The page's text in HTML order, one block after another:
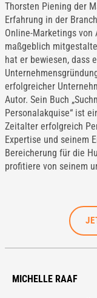
Thorsten Piening der
Erfahrung in der
Online-Marketings
maßgeblich
hat er bewiesen, dass
erfolgreicher
Autor. Sein Buch
Personalakquise“ ist
Zeitalter erfolgreich
Expertise und seinem
Bereicherung für die
profitiere von seinem
MICHELLE RAAF